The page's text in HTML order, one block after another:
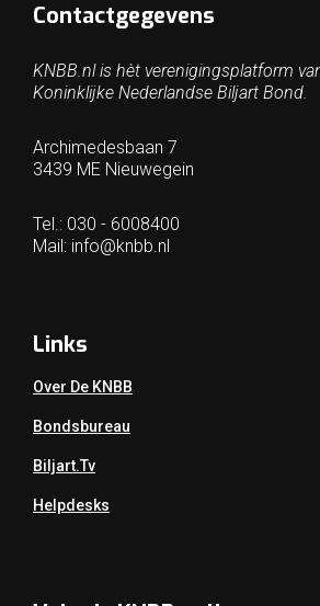
Contactgegevens
KNBB.nl is hèt verenigingsplatform
Koninklijke Nederlandse Biljart Bond.
Archimedesbaan 7
3439 ME Nieuwegein
Tel.: 030 - 6008400
Mail: info@knbb.nl
Links
Over De KNBB
Bondsbureau
Biljart.tv
Helpdesks